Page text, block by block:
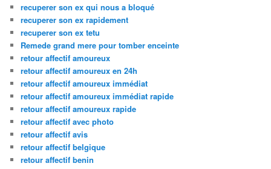
recuperer son ex qui nous a bloqué
recuperer son ex rapidement
recuperer son ex tetu
Remede grand mere pour tomber enceinte
retour affectif amoureux
retour affectif amoureux en 24h
retour affectif amoureux immédiat
retour affectif amoureux immédiat rapide
retour affectif amoureux rapide
retour affectif avec photo
retour affectif avis
retour affectif belgique
retour affectif benin